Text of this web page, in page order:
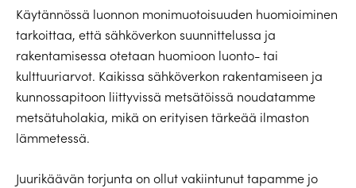
Käytännössä luonnon monimuotoisuuden huomioiminen
tarkoittaa, että sähköverkon suunnittelussa ja
rakentamisessa otetaan huomioon luonto- tai
kulttuuriarvot. Kaikissa sähköverkon rakentamiseen ja
kunnossapitoon liittyvissä metsätöissä noudatamme
metsätuholakia, mikä on erityisen tärkeää ilmaston
lämmetessä.
Juurikäävän torjunta on ollut vakiintunut tapamme jo